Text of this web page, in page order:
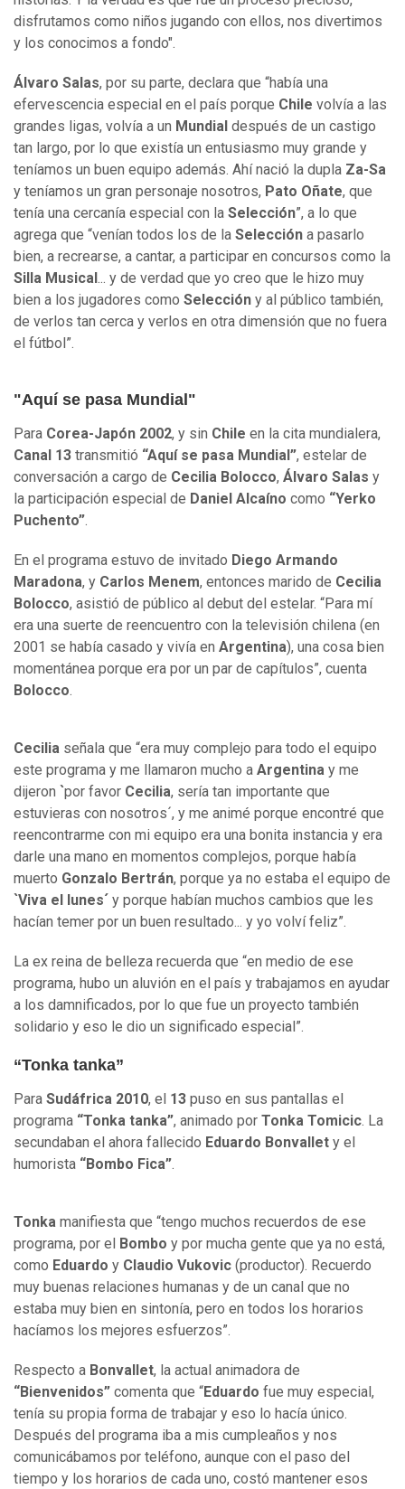
disfrutamos como niños jugando con ellos, nos divertimos
y los conocimos a fondo".
Álvaro Salas, por su parte, declara que “había una
efervescencia especial en el país porque Chile volvía a las
grandes ligas, volvía a un Mundial después de un castigo
tan largo, por lo que existía un entusiasmo muy grande y
teníamos un buen equipo además. Ahí nació la dupla Za-Sa
y teníamos un gran personaje nosotros, Pato Oñate, que
tenía una cercanía especial con la Selección”, a lo que
agrega que “venían todos los de la Selección a pasarlo
bien, a recrearse, a cantar, a participar en concursos como la
Silla Musical ... y de verdad que yo creo que le hizo muy
bien a los jugadores como Selección y al público también,
de verlos tan cerca y verlos en otra dimensión que no fuera
el fútbol”.
"Aquí se pasa Mundial"
Para Corea-Japón 2002, y sin Chile en la cita mundialera,
Canal 13 transmitió “Aquí se pasa Mundial”, estelar de
conversación a cargo de Cecilia Bolocco, Álvaro Salas y
la participación especial de Daniel Alcaíno como “Yerko
Puchento”.
En el programa estuvo de invitado Diego Armando
Maradona, y Carlos Menem, entonces marido de Cecilia
Bolocco, asistió de público al debut del estelar. “Para mí
era una suerte de reencuentro con la televisión chilena (en
2001 se había casado y vivía en Argentina), una cosa bien
momentánea porque era por un par de capítulos”, cuenta
Bolocco.
Cecilia señala que “era muy complejo para todo el equipo
este programa y me llamaron mucho a Argentina y me
dijeron `por favor Cecilia, sería tan importante que
estuvieras con nosotros´, y me animé porque encontré que
reencontrarme con mi equipo era una bonita instancia y era
darle una mano en momentos complejos, porque había
muerto Gonzalo Bertrán, porque ya no estaba el equipo de
`Viva el lunes´ y porque habían muchos cambios que les
hacían temer por un buen resultado... y yo volví feliz”.
La ex reina de belleza recuerda que “en medio de ese
programa, hubo un aluvión en el país y trabajamos en ayudar
a los damnificados, por lo que fue un proyecto también
solidario y eso le dio un significado especial”.
“Tonka tanka”
Para Sudáfrica 2010, el 13 puso en sus pantallas el
programa “Tonka tanka”, animado por Tonka Tomicic. La
secundaban el ahora fallecido Eduardo Bonvallet y el
humorista “Bombo Fica”.
Tonka manifiesta que “tengo muchos recuerdos de ese
programa, por el
Bombo y por mucha gente que ya no está,
como Eduardo y Claudio Vukovic (productor). Recuerdo
muy buenas relaciones humanas y de un canal que no
estaba muy bien en sintonía, pero en todos los horarios
hacíamos los mejores esfuerzos”.
Respecto a Bonvallet, la actual animadora de
“Bienvenidos” comenta que “Eduardo fue muy especial,
tenía su propia forma de trabajar y eso lo hacía único.
Después del programa iba a mis cumpleaños y nos
comunicábamos por teléfono, aunque con el paso del
tiempo y los horarios de cada uno, costó mantener esos